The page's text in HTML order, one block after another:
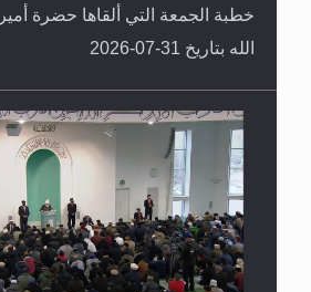
خطبة الجمعة التي ألقاها حضرة أمير
الله بتاريخ 31-07-2026